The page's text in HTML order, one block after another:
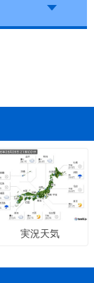
実況天気